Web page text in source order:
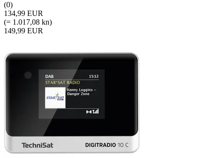
(0)
134,99 EUR
(= 1.017,08 kn)
149,99 EUR